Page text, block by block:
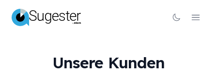
Unsere Kunden